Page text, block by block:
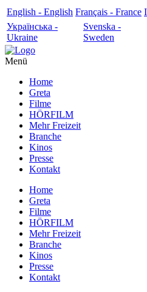
English - English Français - France
Українська -
Ukraine
Svenska -
Sweden
Menü
Home
Greta
Filme
HÖRFILM
Mehr Freizeit
Branche
Kinos
Presse
Kontakt
Home
Greta
Filme
HÖRFILM
Mehr Freizeit
Branche
Kinos
Presse
Kontakt